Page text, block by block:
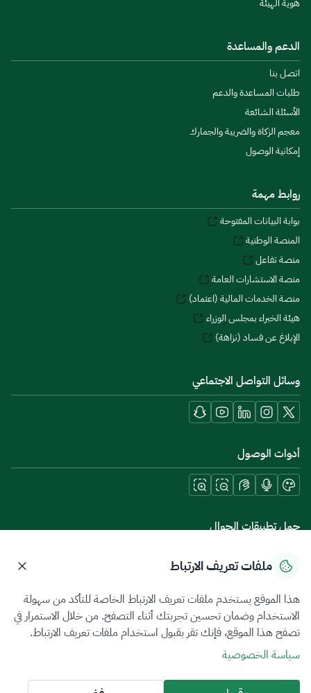
هوية الهيئة
الدعم والمساعدة
اتصل بنا
طلبات المساعدة والدعم
الأسئلة الشائعة
معجم الزكاة والضريبة والجمارك
إمكانية الوصول
روابط مهمة
بوابة البيانات المفتوحة
المنصة الوطنية
منصة تفاعل
منصة الاستشارات العامة
منصة الخدمات المالية (اعتماد)
هيئة الخبراء بمجلس الوزراء
الإبلاغ عن فساد (نزاهة)
وسائل التواصل الاجتماعي
أدوات الوصول
حمل تطبيقات الجوال
سياسة الخصوصيةشروط الاستخدامخريطة الموقع
جميع الحقوق محفوظة 2026 © ZATCA.GOV.SA
تم تطويره وصيانته بواسطة هيئة الزكاة والضريبة والجمارك
آخر تحديث للموقع في
ملفات تعريف الارتباط
هذا الموقع يستخدم ملفات تعريف الارتباط الخاصة للتأكد من سهولة
الاستخدام وضمان تحسين تجربتك أثناء التصفح. من خلال الاستمرار في
تصفح هذا الموقع، فإنك تقر بقبول استخدام ملفات تعريف الارتباط.
سياسة الخصوصية